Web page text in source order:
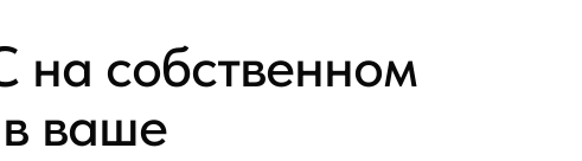
собственном
ваше